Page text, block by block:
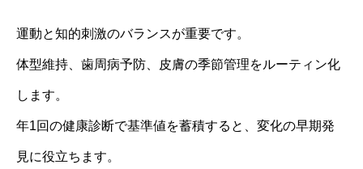
運動と知的刺激のバランスが重要です。
体型維持、歯周病予防、皮膚の季節管理をルーティン化
します。
年1回の健康診断で基準値を蓄積すると、変化の早期発
見に役立ちます。